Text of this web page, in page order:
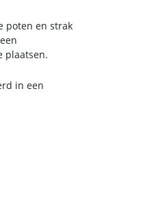
poten en strak
plaatsen.
in een